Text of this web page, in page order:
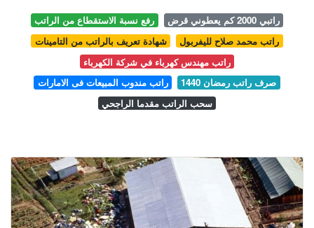
رفع نسبة الاستقطاع من الراتب
راتبي 2000 كم يعطوني قرض
شهادة تعريف بالراتب من التامينات
راتب محمد صلاح لليفربول
راتب مهندس كهرباء في شركة الكهرباء
راتب مندوب المبيعات فى الامارات
صرف راتب رمضان 1440
سحب الراتب مقدما الراجحي